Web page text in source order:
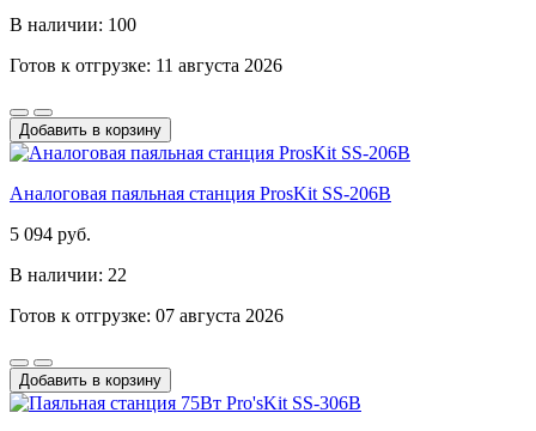
В наличии: 100
Готов к отгрузке: 11 августа 2026
Добавить в корзину
Аналоговая паяльная станция ProsKit SS-206B
5 094 руб.
В наличии: 22
Готов к отгрузке: 07 августа 2026
Добавить в корзину